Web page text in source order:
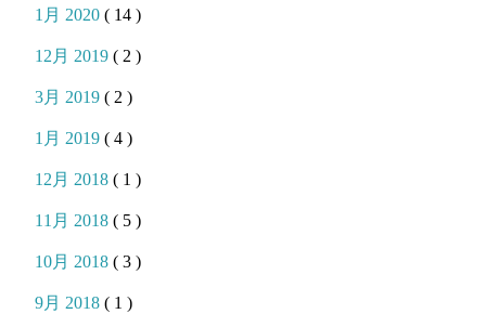
1月 2020( 14 )
12月 2019( 2 )
3月 2019( 2 )
1月 2019( 4 )
12月 2018( 1 )
11月 2018( 5 )
10月 2018( 3 )
9月 2018( 1 )